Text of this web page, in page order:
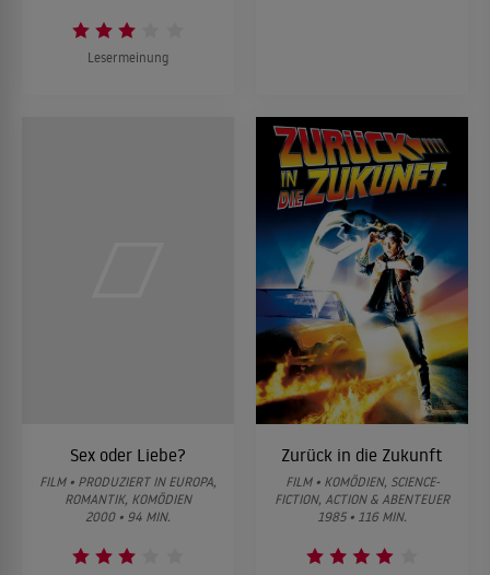
Lesermeinung
Sex oder Liebe?
FILM • PRODUZIERT IN EUROPA,
ROMANTIK, KOMÖDIEN
2000 • 94 MIN.
Zurück in die Zukunft
FILM • KOMÖDIEN, SCIENCE-
FICTION, ACTION & ABENTEUER
1985 • 116 MIN.